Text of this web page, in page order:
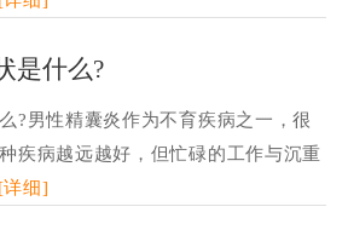
是什么?
?男性精囊炎作为不育疾病之一，很
疾病越远越好，但忙碌的工作与沉重
[详细]